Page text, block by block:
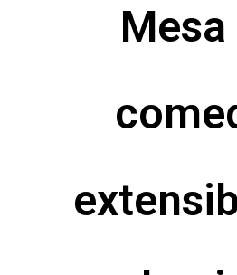
Mesa